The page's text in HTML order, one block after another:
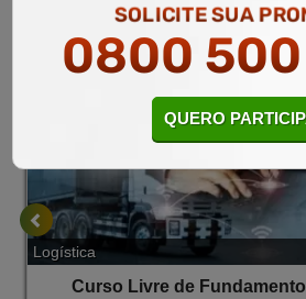
Logística
Curso Livre de
SOLICITE SUA
0800
QUERO